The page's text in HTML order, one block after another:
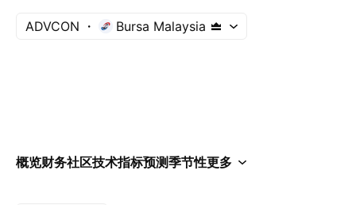
ADVCON Bursa Malaysia
概览财务社区技术指标预测季节性更多